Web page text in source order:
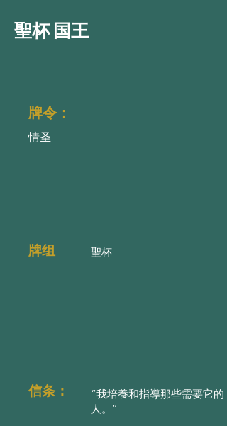
聖杯 国王
牌令：
情圣
牌组 聖杯
信条：
“我培養和指導那些需要它的
人。”